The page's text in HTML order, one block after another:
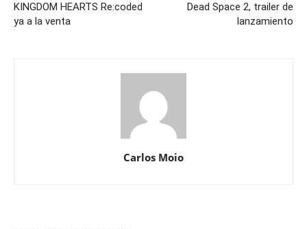
KINGDOM HEARTS Re:coded
ya a la venta
Dead Space 2, trailer de
lanzamiento
Carlos Moio